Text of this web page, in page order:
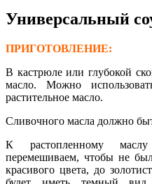
Универсальный
ПРИГОТОВЛЕНИЕ:
В кастрюле или глубокой
масло. Можно
растительное масло.
Сливочного масла должно
К растопленному
перемешиваем, чтобы не
красивого цвета, до